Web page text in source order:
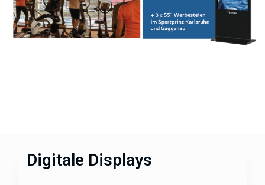
Digitale Displays